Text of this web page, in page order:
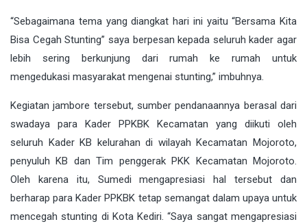
“Sebagaimana tema yang diangkat hari ini yaitu “Bersama Kita
Bisa Cegah Stunting” saya berpesan kepada seluruh kader agar
lebih sering berkunjung dari rumah ke rumah untuk
mengedukasi masyarakat mengenai stunting,” imbuhnya.
Kegiatan jambore tersebut, sumber pendanaannya berasal dari
swadaya para Kader PPKBK Kecamatan yang diikuti oleh
seluruh Kader KB kelurahan di wilayah Kecamatan Mojoroto,
penyuluh KB dan Tim penggerak PKK Kecamatan Mojoroto.
Oleh karena itu, Sumedi mengapresiasi hal tersebut dan
berharap para Kader PPKBK tetap semangat dalam upaya untuk
mencegah stunting di Kota Kediri. “Saya sangat mengapresiasi